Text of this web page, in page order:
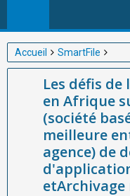
Accueil
SmartFile
Les défis de l'archivage
meilleure entreprise
d'applications web et
Les défis
en Afrique
(société
meilleure
agence) de